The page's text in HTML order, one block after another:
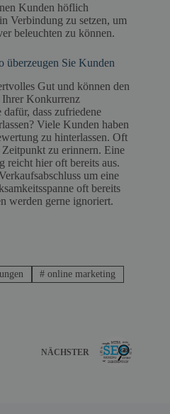
Kunden höflich
Verbindung zu setzen, um
beleuchten zu können.
überzeugen Sie Kunden
Gut und können den
Ihrer Konkurrenz
dass zufriedene
Viele Kunden haben
zu hinterlassen. Oft
zu erinnern. Eine
reicht hier oft bereits aus.
um eine
oft bereits
werden gerne ignoriert.
# online marketing
NÄCHSTER